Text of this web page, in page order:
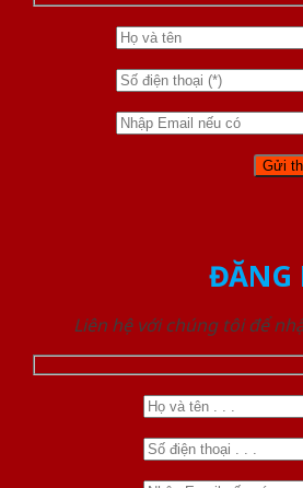
ĐĂNG
Liên hệ với chúng tôi để